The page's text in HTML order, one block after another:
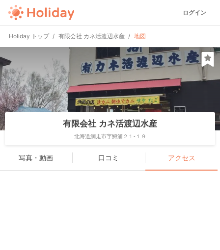
ログイン
Holiday トップ 有限会社 カネ活渡辺水産 地図
有限会社 カネ活渡辺水産
北海道網走市字鱒浦２１-１９
写真・動画 口コミ アクセス